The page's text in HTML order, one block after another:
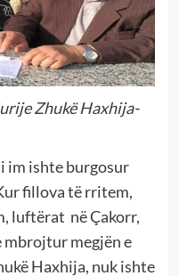
Zhukë Haxhija-
im ishte burgosur
fillova të rritem,
luftërat në Çakorr,
mbrojtur megjën e
Haxhija, nuk ishte